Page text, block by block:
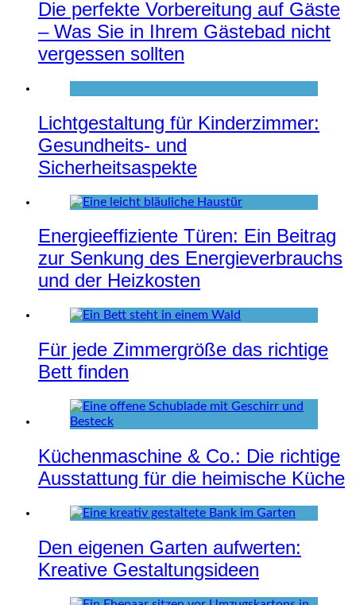
Die perfekte Vorbereitung auf Gäste
– Was Sie in Ihrem Gästebad nicht
vergessen sollten
Lichtgestaltung für Kinderzimmer:
Gesundheits- und
Sicherheitsaspekte
Energieeffiziente Türen: Ein Beitrag
zur Senkung des Energieverbrauchs
und der Heizkosten
Für jede Zimmergröße das richtige
Bett finden
Küchenmaschine & Co.: Die richtige
Ausstattung für die heimische Küche
Den eigenen Garten aufwerten:
Kreative Gestaltungsideen